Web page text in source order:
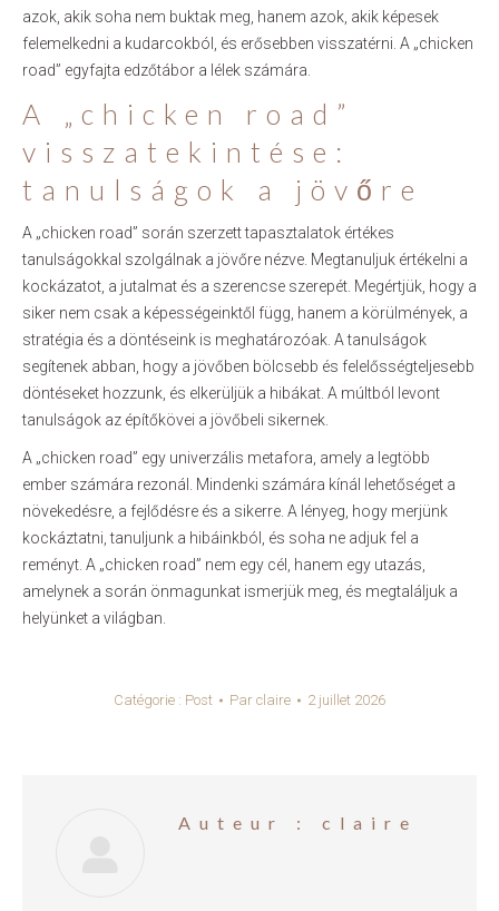
azok, akik soha nem buktak meg, hanem azok, akik képesek
felemelkedni a kudarcokból, és erősebben visszatérni. A „chicken
road” egyfajta edzőtábor a lélek számára.
A „chicken road”
visszatekintése:
tanulságok a jövőre
A „chicken road” során szerzett tapasztalatok értékes
tanulságokkal szolgálnak a jövőre nézve. Megtanuljuk értékelni a
kockázatot, a jutalmat és a szerencse szerepét. Megértjük, hogy a
siker nem csak a képességeinktől függ, hanem a körülmények, a
stratégia és a döntéseink is meghatározóak. A tanulságok
segítenek abban, hogy a jövőben bölcsebb és felelősségteljesebb
döntéseket hozzunk, és elkerüljük a hibákat. A múltból levont
tanulságok az építőkövei a jövőbeli sikernek.
A „chicken road” egy univerzális metafora, amely a legtöbb
ember számára rezonál. Mindenki számára kínál lehetőséget a
növekedésre, a fejlődésre és a sikerre. A lényeg, hogy merjünk
kockáztatni, tanuljunk a hibáinkból, és soha ne adjuk fel a
reményt. A „chicken road” nem egy cél, hanem egy utazás,
amelynek a során önmagunkat ismerjük meg, és megtaláljuk a
helyünket a világban.
Catégorie : Post Par claire 2 juillet 2026
Auteur : claire